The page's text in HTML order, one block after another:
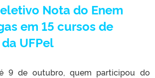
Nota do Enem
em 15 cursos de
UFPel
9 de outubro, quem participou do